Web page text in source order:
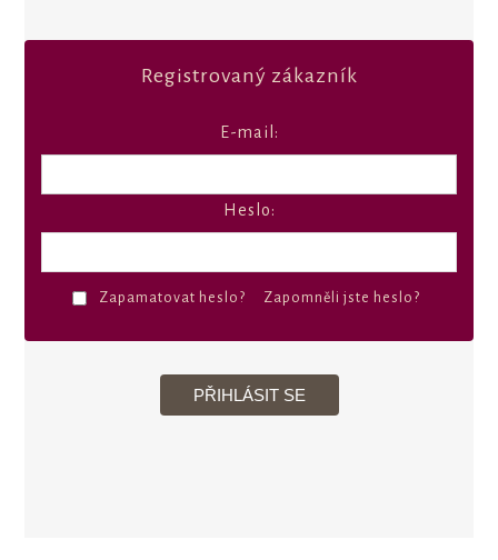
Registrovaný zákazník
E-mail:
Heslo:
Zapamatovat heslo? Zapomněli jste heslo?